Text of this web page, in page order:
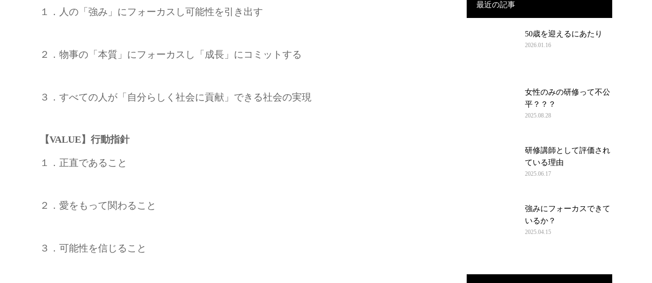
１．人の「強み」にフォーカスし可能性を引き出す
２．物事の「本質」にフォーカスし「成長」にコミットする
３．すべての人が「自分らしく社会に貢献」できる社会の実現
【VALUE】行動指針
１．正直であること
２．愛をもって関わること
３．可能性を信じること
最近の記事
50歳を迎えるにあたり
2026.01.16
女性のみの研修って不公
平？？？
2025.08.28
研修講師として評価され
ている理由
2025.06.17
強みにフォーカスできて
いるか？
2025.04.15